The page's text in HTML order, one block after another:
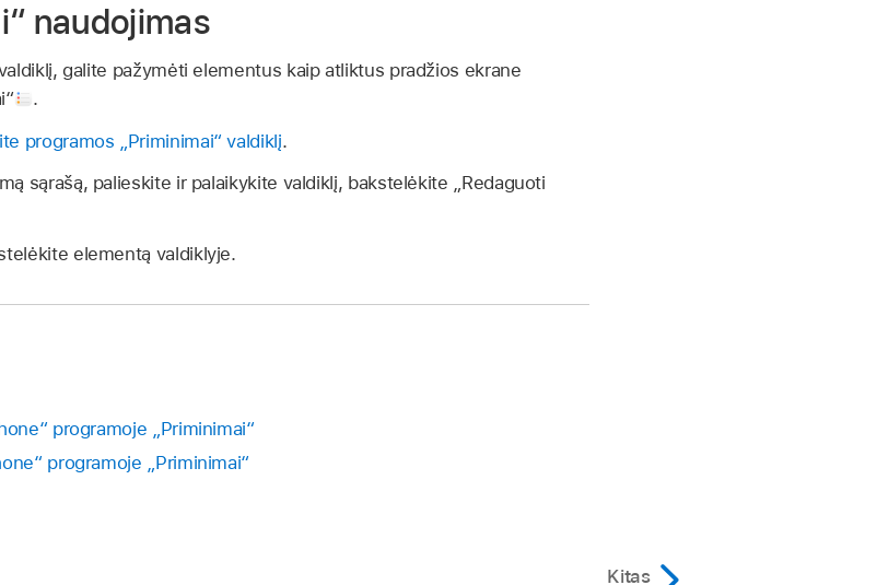
naudojimas
galite pažymėti elementus kaip atliktus pradžios ekrane
.
programos „Priminimai“ valdiklį.
sąrašą, palieskite ir palaikykite valdiklį, bakstelėkite „Redaguoti
elementą valdiklyje.
programoje „Priminimai“
programoje „Priminimai“
Kitas